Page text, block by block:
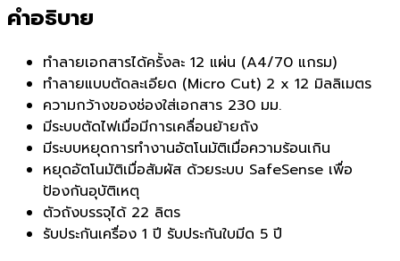
คำอธิบาย
ทำลายเอกสารได้ครั้งละ 12 แผ่น (A4/70 แกรม)
ทำลายแบบตัดละเอียด (Micro Cut) 2 x 12 มิลลิเมตร
ความกว้างของช่องใส่เอกสาร 230 มม.
มีระบบตัดไฟเมื่อมีการเคลื่อนย้ายถัง
มีระบบหยุดการทำงานอัตโนมัติเมื่อความร้อนเกิน
หยุดอัตโนมัติเมื่อสัมผัส ด้วยระบบ SafeSense เพื่อ
ป้องกันอุบัติเหตุ
ตัวถังบรรจุได้ 22 ลิตร
รับประกันเครื่อง 1 ปี รับประกันใบมีด 5 ปี